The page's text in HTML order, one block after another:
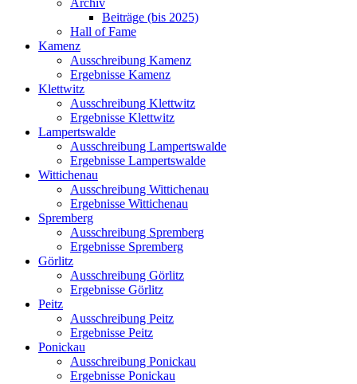
Archiv
Beiträge (bis 2025)
Hall of Fame
Kamenz
Ausschreibung Kamenz
Ergebnisse Kamenz
Klettwitz
Ausschreibung Klettwitz
Ergebnisse Klettwitz
Lampertswalde
Ausschreibung Lampertswalde
Ergebnisse Lampertswalde
Wittichenau
Ausschreibung Wittichenau
Ergebnisse Wittichenau
Spremberg
Ausschreibung Spremberg
Ergebnisse Spremberg
Görlitz
Ausschreibung Görlitz
Ergebnisse Görlitz
Peitz
Ausschreibung Peitz
Ergebnisse Peitz
Ponickau
Ausschreibung Ponickau
Ergebnisse Ponickau